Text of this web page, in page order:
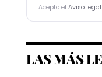
Acepto el Aviso legal
LAS MÁS